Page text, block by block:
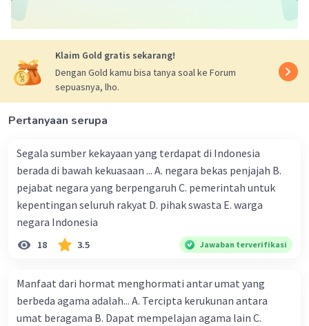
dengan perubahan dan perkembangan serta
pandangan hidup Bangsa Indonesia.
penerapan dimensi idealisme menurut Pancasila
Sila 1: Pengakuan terhadap adanya Tuhan yang
Maha Esa. Sila 2: Pengakuan terhadap harkat
martabat manusia. Sila 3: Terwujudnya persatuan
Dimensi realitas bahwanilai-nilai Pancasila itu
digali dan berakar dan hidup di tengah-tengah
masyarakat, budaya bangsa dan pengalaman
sejarah bangsa Indonesia.
Dimensi Normatif, yaitu
terkandung dalam Pancasila perlu dijabarkan
dalam suatu sistem norma, sebagaimana
Jadi jawabannya adalah
C. Realitas.
Klaim Gold gratis sekarang!
Dengan Gold kamu bisa tanya soal ke Forum
sepuasnya, lho.
Pertanyaan serupa
Segala sumber kekayaan yang terdapat di Indonesia
berada di bawah kekuasaan ... A. negara bekas penjajah B.
pejabat negara yang berpengaruh C. pemerintah untuk
kepentingan seluruh rakyat D. pihak swasta E. warga
negara Indonesia
18 3.5 Jawaban terverifikasi
Manfaat dari hormat menghormati antar umat yang
berbeda agama adalah... A. Tercipta kerukunan antara
umat beragama B. Dapat mempelajan agama lain C.